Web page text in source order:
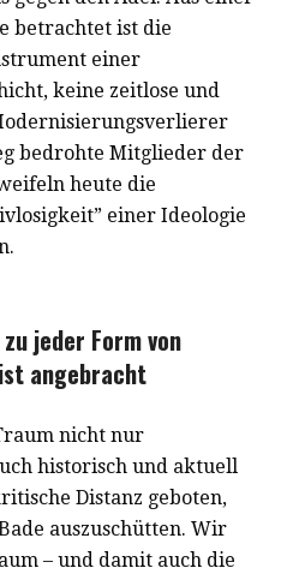
betrachtet ist die
einer
keine zeitlose und
bedrohte Mitglieder der
heute die
einer Ideologie
jeder Form von
angebracht
nicht nur
historisch und aktuell
Distanz geboten,
auszuschütten. Wir
– und damit auch die